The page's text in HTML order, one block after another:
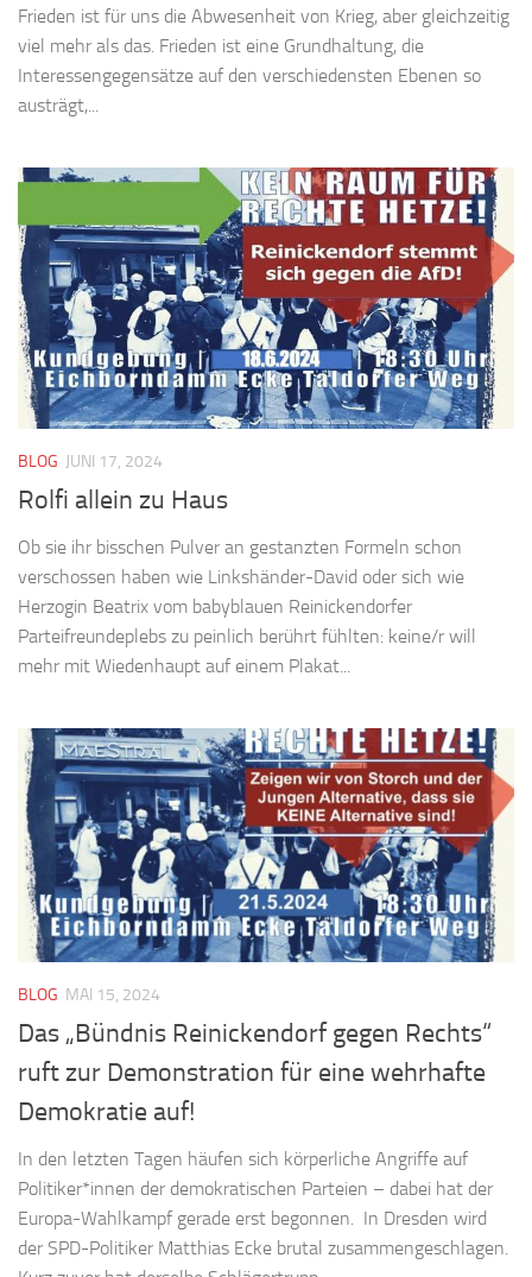
Frieden ist für uns die Abwesenheit von Krieg, aber gleichzeitig
viel mehr als das. Frieden ist eine Grundhaltung, die
Interessengegensätze auf den verschiedensten Ebenen so
austrägt,...
BLOG JUNI 17, 2024
Rolfi allein zu Haus
Ob sie ihr bisschen Pulver an gestanzten Formeln schon
verschossen haben wie Linkshänder-David oder sich wie
Herzogin Beatrix vom babyblauen Reinickendorfer
Parteifreundeplebs zu peinlich berührt fühlten: keine/r will
mehr mit Wiedenhaupt auf einem Plakat...
BLOG MAI 15, 2024
Das „Bündnis Reinickendorf gegen Rechts“
ruft zur Demonstration für eine wehrhafte
Demokratie auf!
In den letzten Tagen häufen sich körperliche Angriffe auf
Politiker*innen der demokratischen Parteien – dabei hat der
Europa-Wahlkampf gerade erst begonnen. In Dresden wird
der SPD-Politiker Matthias Ecke brutal zusammengeschlagen.